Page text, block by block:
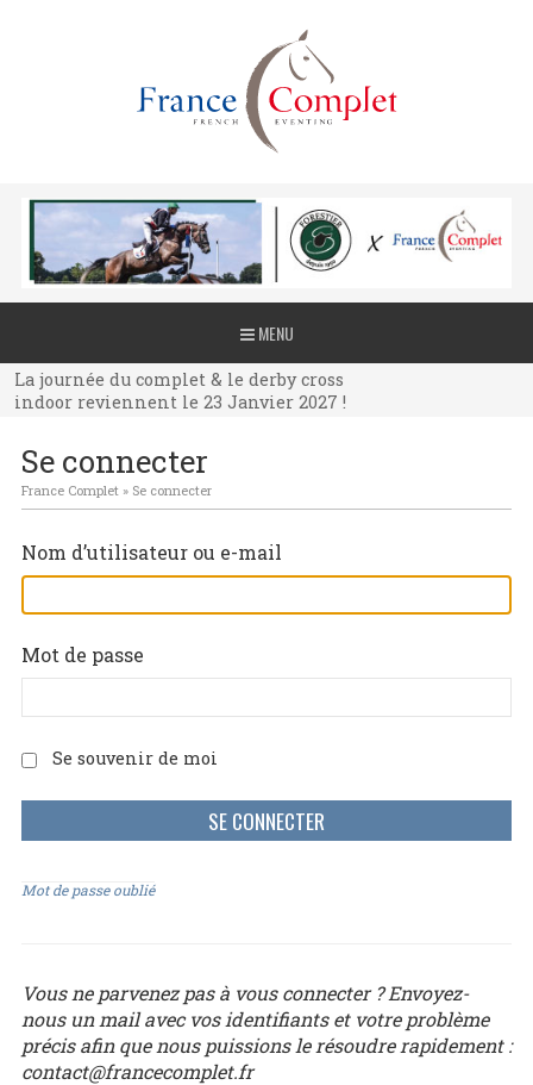
MENU
La journée du complet & le derby cross
indoor reviennent le 23 Janvier 2027 !
La journée du complet & le derby cross
indoor reviennent le 23 Janvier 2027 !
indoor reviennent le 23 Janvier 2027 !
Se connecter
France Complet» Se connecter
Nom d’utilisateur ou e-mail
Mot de passe
Se souvenir de moi
Mot de passe oublié
Vous ne parvenez pas à vous connecter ? Envoyez-
nous un mail avec vos identifiants et votre problème
précis afin que nous puissions le résoudre rapidement :
contact@francecomplet.fr